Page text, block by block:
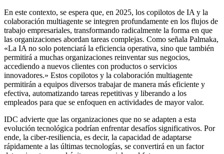
En este contexto, se espera que, en 2025, los copilotos de IA y la
colaboración multiagente se integren profundamente en los flujos de
trabajo empresariales, transformando radicalmente la forma en que
las organizaciones abordan tareas complejas. Como señala Palmaka,
«La IA no solo potenciará la eficiencia operativa, sino que también
permitirá a muchas organizaciones reinventar sus negocios,
accediendo a nuevos clientes con productos o servicios
innovadores.» Estos copilotos y la colaboración multiagente
permitirán a equipos diversos trabajar de manera más eficiente y
efectiva, automatizando tareas repetitivas y liberando a los
empleados para que se enfoquen en actividades de mayor valor.
IDC advierte que las organizaciones que no se adapten a esta
evolución tecnológica podrían enfrentar desafíos significativos. Por
ende, la ciber-resiliencia, es decir, la capacidad de adaptarse
rápidamente a las últimas tecnologías, se convertirá en un factor